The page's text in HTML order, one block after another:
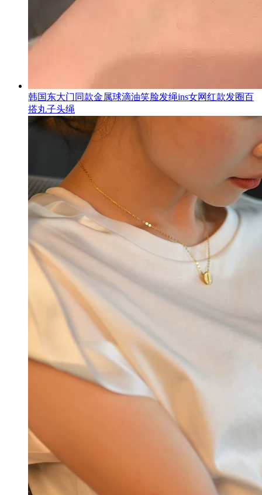
韩国东大门同款金属球滴油笑脸发绳ins女网红款发圈百
搭丸子头绳